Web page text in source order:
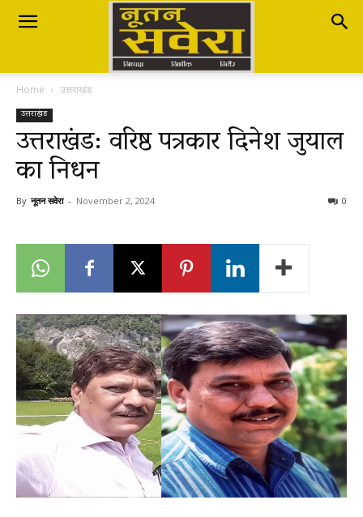
Nutan
Savera
नूतन
Breaking
News
LIVE
Home उत्तराखंड
उत्तराखंड
उत्तराखंड: वरिष्ठ पत्रकार दिनेश जुयाल
का निधन
By नूतन सवेरा - November 2, 2024 0